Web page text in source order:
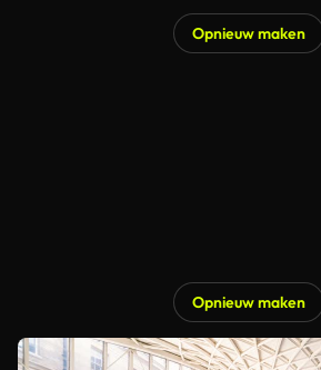
Opnieuw maken
Opnieuw maken